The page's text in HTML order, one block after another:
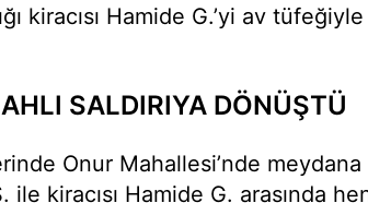
kiracısı Hamide G.’yi av
SALDIRIYA DÖNÜŞTÜ
Onur Mahallesi’nde
ile kiracısı Hamide G. arasında